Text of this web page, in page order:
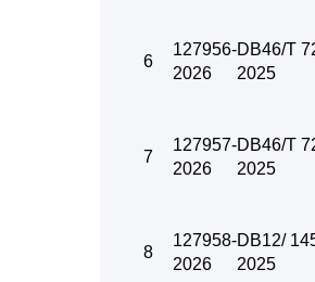
6
127956-
2026
DB46/T
2025
7
127957-
2026
DB46/T
2025
8
127958-
2026
DB12/
2025